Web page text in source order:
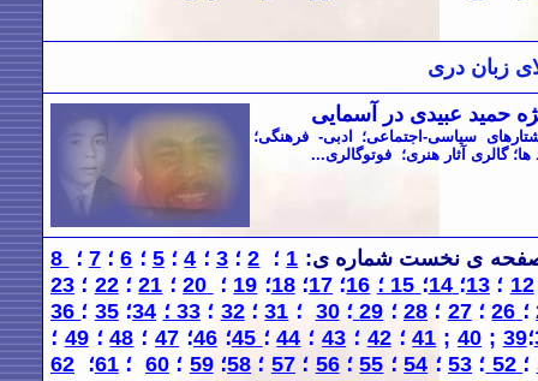
زبان دری
حمید عبیدی در آسمایی
سياسی-اجتماعی؛ ادبی- فرهنگی؛
گالری آثار هنری؛ فوتوگالری...
ی نخست شمارهی:
1 ؛ 2؛ 3 ؛ 4؛ 5 ؛ 6 ؛7 ؛
12 ؛13؛ 14 ؛ 16؛ 17؛18؛ 19 ؛ ؛ 21؛22 ؛ 23
؛ ؛27 ؛28 ؛ 29 ؛30 ؛ 31 ؛32 ؛ 33 ؛ 34؛35 ؛
؛39
;
40
;
41؛42 ؛ 43؛ 44؛ 45 ؛46؛ 47؛ 48؛49 ؛
؛ 52 ؛ 53؛ 54؛ 55؛56 ؛57 ؛ 58؛59 ؛ 60 ؛61؛ 62